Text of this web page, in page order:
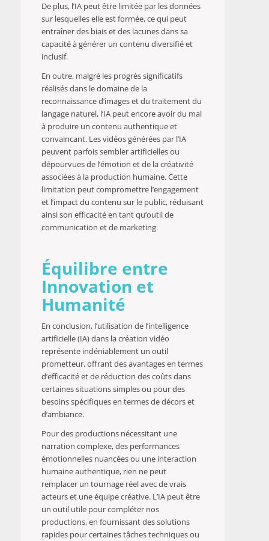
De plus, l’IA peut être limitée par les données
sur lesquelles elle est formée, ce qui peut
entraîner des biais et des lacunes dans sa
capacité à générer un contenu diversifié et
inclusif.
En outre, malgré les progrès significatifs
réalisés dans le domaine de la
reconnaissance d’images et du traitement du
langage naturel, l’IA peut encore avoir du mal
à produire un contenu authentique et
convaincant. Les vidéos générées par l’IA
peuvent parfois sembler artificielles ou
dépourvues de l’émotion et de la créativité
associées à la production humaine. Cette
limitation peut compromettre l’engagement
et l’impact du contenu sur le public, réduisant
ainsi son efficacité en tant qu’outil de
communication et de marketing.
Équilibre entre
Innovation et
Humanité
En conclusion, l’utilisation de l’intelligence
artificielle (IA) dans la création vidéo
représente indéniablement un outil
prometteur, offrant des avantages en termes
d’efficacité et de réduction des coûts dans
certaines situations simples ou pour des
besoins spécifiques en termes de décors et
d’ambiance.
Pour des productions nécessitant une
narration complexe, des performances
émotionnelles nuancées ou une interaction
humaine authentique, rien ne peut
remplacer un tournage réel avec de vrais
acteurs et une équipe créative. L’IA peut être
un outil utile pour compléter nos
productions, en fournissant des solutions
rapides pour certaines tâches techniques ou